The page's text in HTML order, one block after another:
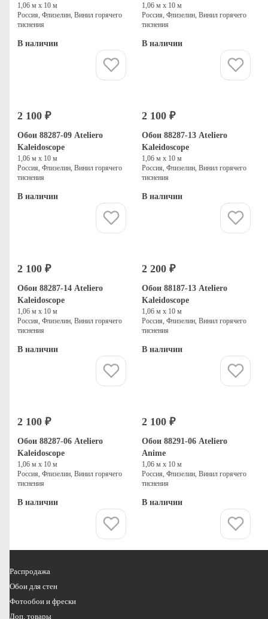
1,06 м х 10 м
Россия, Флизелин, Винил горячего
тиснения
В наличии
1,06 м х 10 м
Россия, Флизелин, Винил горячего
тиснения
В наличии
2 100 ₽
Обои 88287-09 Ateliero
Kaleidoscope
1,06 м х 10 м
Россия, Флизелин, Винил горячего
тиснения
В наличии
2 100 ₽
Обои 88287-13 Ateliero
Kaleidoscope
1,06 м х 10 м
Россия, Флизелин, Винил горячего
тиснения
В наличии
2 100 ₽
Обои 88287-14 Ateliero
Kaleidoscope
1,06 м х 10 м
Россия, Флизелин, Винил горячего
тиснения
В наличии
2 200 ₽
Обои 88187-13 Ateliero
Kaleidoscope
1,06 м х 10 м
Россия, Флизелин, Винил горячего
тиснения
В наличии
2 100 ₽
Обои 88287-06 Ateliero
Kaleidoscope
1,06 м х 10 м
Россия, Флизелин, Винил горячего
тиснения
В наличии
2 100 ₽
Обои 88291-06 Ateliero
Anime
1,06 м х 10 м
Россия, Флизелин, Винил горячего
тиснения
В наличии
Распродажа
Обои для стен
Фотообои и фрески
Доп. товары